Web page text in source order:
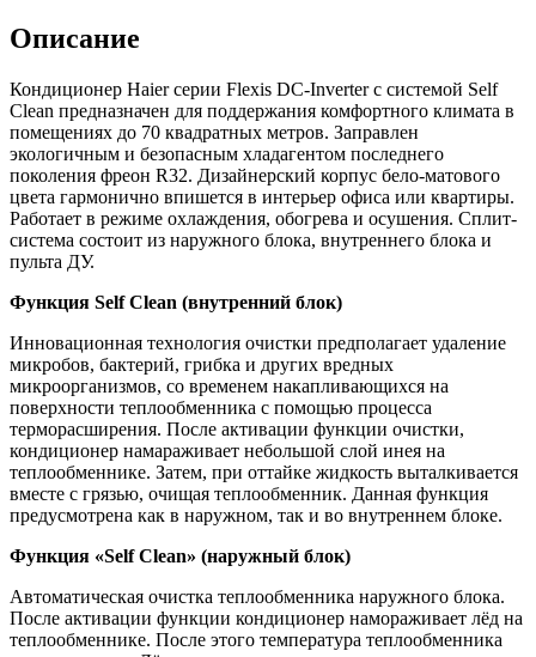
Описание
Кондиционер Haier серии Flexis DC-Inverter с системой Self
Clean предназначен для поддержания комфортного климата в
помещениях до 70 квадратных метров. Заправлен
экологичным и безопасным хладагентом последнего
поколения фреон R32. Дизайнерский корпус бело-матового
цвета гармонично впишется в интерьер офиса или квартиры.
Работает в режиме охлаждения, обогрева и осушения. Сплит-
система состоит из наружного блока, внутреннего блока и
пульта ДУ.
Функция Self Clean (внутренний блок)
Инновационная технология очистки предполагает удаление
микробов, бактерий, грибка и других вредных
микроорганизмов, со временем накапливающихся на
поверхности теплообменника с помощью процесса
терморасширения. После активации функции очистки,
кондиционер намараживает небольшой слой инея на
теплообменнике. Затем, при оттайке жидкость выталкивается
вместе с грязью, очищая теплообменник. Данная функция
предусмотрена как в наружном, так и во внутреннем блоке.
Функция «Self Clean» (наружный блок)
Автоматическая очистка теплообменника наружного блока.
После активации функции кондиционер намораживает лёд на
теплообменнике. После этого температура теплообменника